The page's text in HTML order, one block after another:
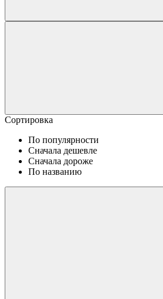
Сортировка
По популярности
Сначала дешевле
Сначала дороже
По названию